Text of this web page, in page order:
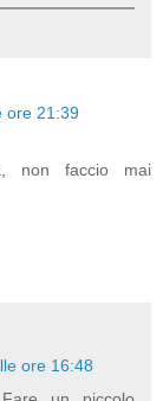
ore 21:39
non faccio mai
ore 16:48